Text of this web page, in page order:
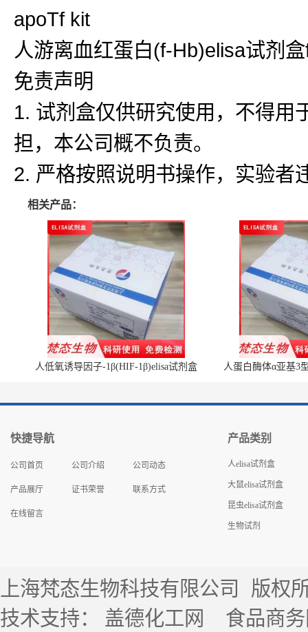
apoTf kit
人游离血红蛋白(f-Hb)elisa试剂
免责声明
1. 试剂盒仅供研究使用，不得用
担，本公司概不负责。
2. 严格按照说明书操作，实验者
相关产品：
人低氧诱导因子-1β(HIF-1β)elisa试剂盒 人蛋白酶体α亚基3
快捷导航
公司首页 公司介绍 公司动态
产品展厅 证书荣誉 联系方式
在线留言
产品类别
人elisa试剂盒
大鼠elisa试剂盒
昆虫elisa试剂盒
生物试剂
上海梵态生物科技有限公司
版权
技术支持： 盖德化工网 食品商